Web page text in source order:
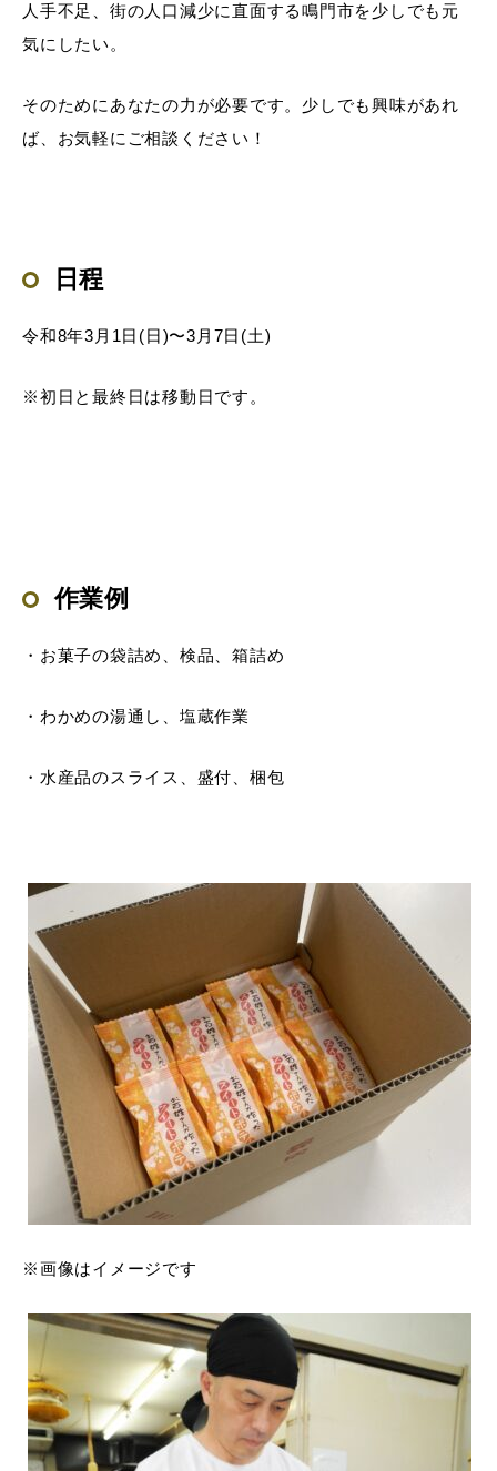
人手不足、街の人口減少に直面する鳴門市を少しでも元
気にしたい。
そのためにあなたの力が必要です。少しでも興味があれ
ば、お気軽にご相談ください！
日程
令和8年3 月1日(日)〜3月7日(土)
※初日と最終日は移動日です。
作業例
・お菓子の袋詰め、検品、箱詰め
・わかめの湯通し、塩蔵作業
・水産品のスライス、盛付、梱包
※画像はイメージです